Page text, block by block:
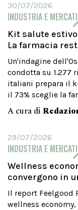
30/07/2026
INDUSTRIA E MERCATI
Kit salute
La farmacia
Un'indagine
condotta su 1.277
italiani prepara il
il 73% sceglie la
A cura di
29/07/2026
INDUSTRIA E MERCATI
Wellness
convergono in
Il report Feelgood
wellness